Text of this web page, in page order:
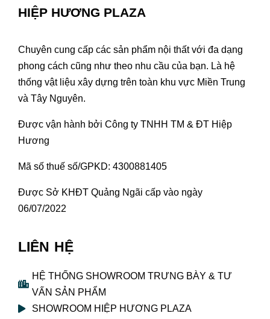
HIỆP HƯƠNG PLAZA
Chuyên cung cấp các sản phẩm nội thất với đa dạng
phong cách cũng như theo nhu cầu của bạn. Là hệ
thống vật liệu xây dựng trên toàn khu vực Miền Trung
và Tây Nguyên.
Được vận hành bởi Công ty TNHH TM & ĐT Hiệp
Hương
Mã số thuế số/GPKD: 4300881405
Được Sở KHĐT Quảng Ngãi cấp vào ngày
06/07/2022
LIÊN HỆ
HỆ THỐNG SHOWROOM TRƯNG BÀY & TƯ
VẤN SẢN PHẨM
SHOWROOM HIỆP HƯƠNG PLAZA